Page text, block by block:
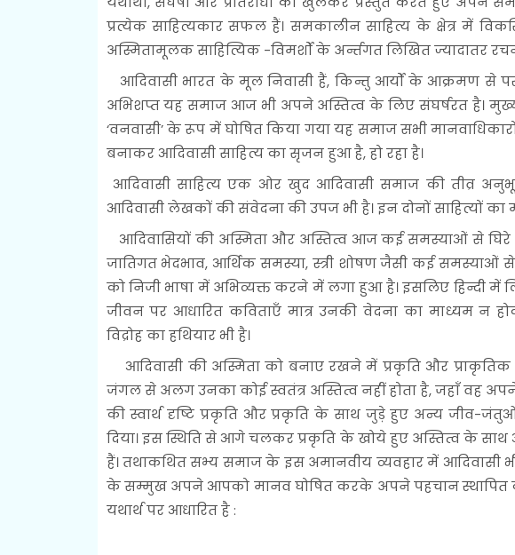
प्रत्येक साहित्यकार सफल हैं। समकालीन साहित्य के क्षेत्र में
अस्मितामूलक साहित्यिक -विमर्शों के अर्न्तगत लिखित ज्यादातर
आदिवासी भारत के मूल निवासी हैं, किन्तु आर्यों के आक्रमण से
अभिशप्त यह समाज आज भी अपने अस्तित्व के लिए संघर्षरत है।
‘वनवासी’ के रूप में घोषित किया गया यह समाज सभी
बनाकर आदिवासी साहित्य का सृजन हुआ है, हो रहा है।
आदिवासी साहित्य एक ओर खुद आदिवासी समाज की तीव्र
आदिवासी लेखकों की संवेदना की उपज भी है। इन दोनों साहित्यों का
आदिवासियों की अस्मिता और अस्तित्व आज कई समस्याओं से घिरे
जातिगत भेदभाव, आर्थिक समस्या, स्त्री शोषण जैसी कई
को निजी भाषा में अभिव्यक्त करने में लगा हुआ है। इसलिए हिन्दी में
जीवन पर आधारित कविताएँ मात्र उनकी वेदना का माध्यम न
विद्रोह का हथियार भी है।
आदिवासी की अस्मिता को बनाए रखने में प्रकृति और प्राकृतिक
जंगल से अलग उनका कोई स्वतंत्र अस्तित्व नहीं होता है, जहाँ वह
की स्वार्थ दृष्टि प्रकृति और प्रकृति के साथ जुड़े हुए अन्य जीव-
दिया। इस स्थिति से आगे चलकर प्रकृति के खोये हुए अस्तित्व के
हैं। तथाकथित सभ्य समाज के इस अमानवीय व्यवहार में
के सम्मुख अपने आपको मानव घोषित करके अपने पहचान स्थापित की
यथार्थ पर आधारित है :